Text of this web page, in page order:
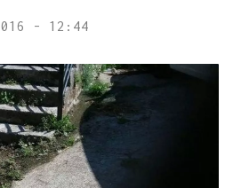
- 12:44